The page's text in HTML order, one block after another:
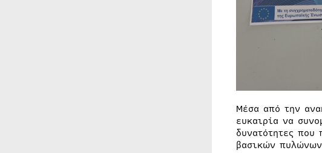
Μέσα από την
ευκαιρία να
δυνατότητες
βασικών